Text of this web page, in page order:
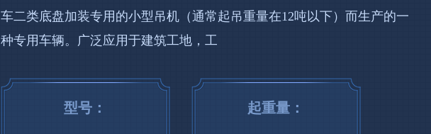
车二类底盘加装专用的小型吊机（通常起吊重量在12吨以下）而生产的一
种专用车辆。广泛应用于建筑工地，工
型号： 起重量：